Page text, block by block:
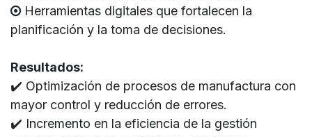
Herramientas digitales que fortalecen la
planificación y la toma de decisiones.
Resultados:
✔️ Optimización de procesos de manufactura con
mayor control y reducción de errores.
✔️ Incremento en la eficiencia de la gestión